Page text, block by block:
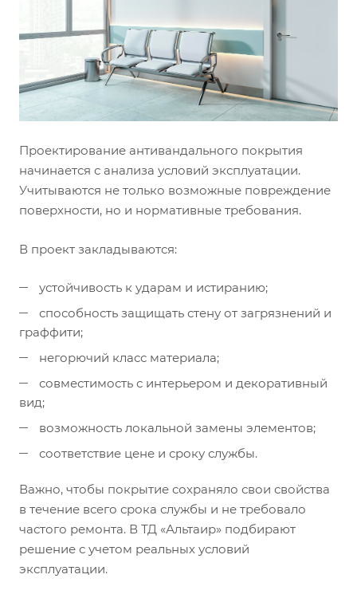
Проектирование антивандального покрытия
начинается с анализа условий эксплуатации.
Учитываются не только возможные повреждение
поверхности, но и нормативные требования.
В проект закладываются:
устойчивость к ударам и истиранию;
способность защищать стену от загрязнений и
граффити;
негорючий класс материала;
совместимость с интерьером и декоративный
вид;
возможность локальной замены элементов;
соответствие цене и сроку службы.
Важно, чтобы покрытие сохраняло свои свойства
в течение всего срока службы и не требовало
частого ремонта. В ТД «Альтаир» подбирают
решение с учетом реальных условий
эксплуатации.